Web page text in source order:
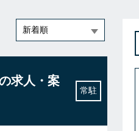
求人・案
常駐